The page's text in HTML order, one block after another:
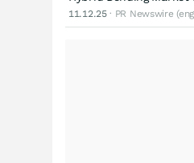
11.12.25· PR Newswire